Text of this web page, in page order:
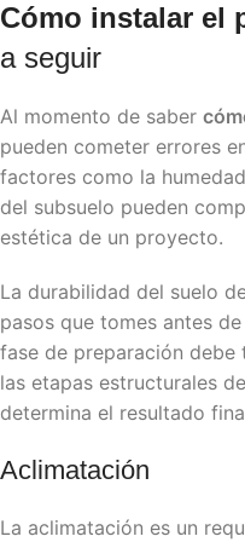
Cómo instalar el
a seguir
Al momento de saber
pueden cometer errores
factores como la
del subsuelo pueden
estética de un proyecto.
La durabilidad del suelo
pasos que tomes antes
fase de preparación
las etapas estructurales
determina el resultado
Aclimatación
La aclimatación es un